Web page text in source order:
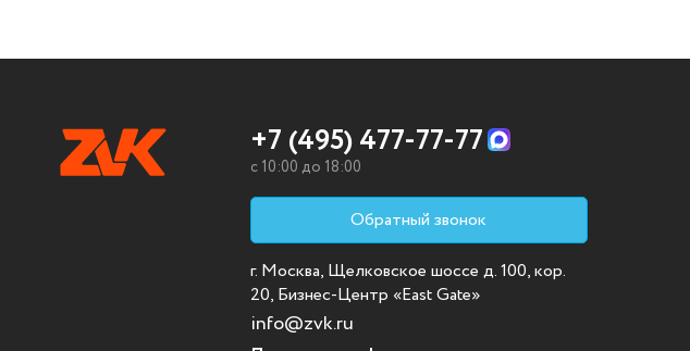
+7 (495) 477-77-77
c 10:00 до 18:00
Обратный звонок
г. Москва, Щелковское шоссе д. 100, кор.
20, Бизнес-Центр «East Gate»
info@zvk.ru